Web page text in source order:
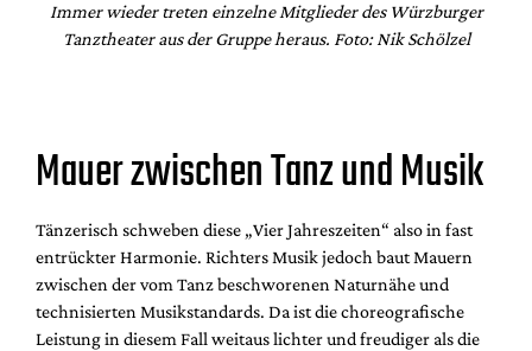
Immer wieder treten einzelne Mitglieder des Würzburger
Tanztheater aus der Gruppe heraus. Foto: Nik Schölzel
Mauer zwischen Tanz und Musik
Tänzerisch schweben diese „Vier Jahreszeiten“ also in fast
entrückter Harmonie. Richters Musik jedoch baut Mauern
zwischen der vom Tanz beschworenen Naturnähe und
technisierten Musikstandards. Da ist die choreografische
Leistung in diesem Fall weitaus lichter und freudiger als die